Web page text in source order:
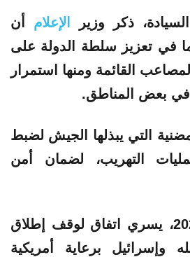
ذكر وزير الإعلام أن
في تعزيز سلطة الدولة على
القائمة ومنها استمرار
في بعض المناطق.
التي يبذلها الجيش لضبط
التهريب، لضمان أمن
ومنذ 27 نوفمبر 2024، يسري اتفاق لوقف إطلاق
وإسرائيل برعاية أمريكية